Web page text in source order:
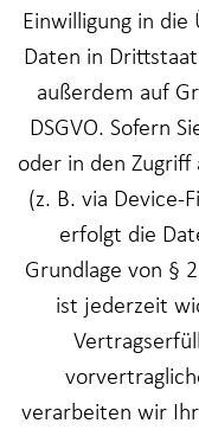
Einwilligung in
Daten in
außerdem auf
DSGVO. Sofern
oder in den
(z. B. via Device-
erfolgt die
Grundlage von §
ist jederzeit
verarbeiten wir